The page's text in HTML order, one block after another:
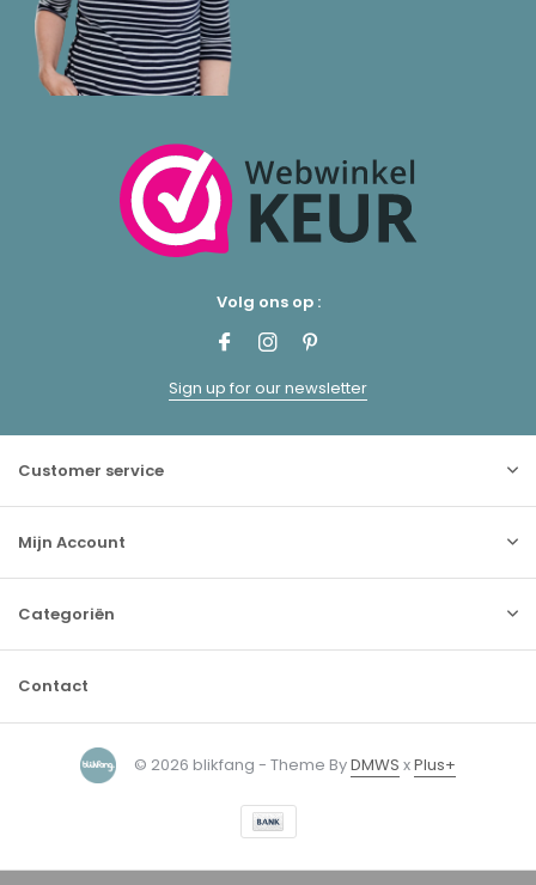
Volg ons op :
Sign up for our newsletter
Customer service
Mijn Account
Categoriën
Contact
© 2026 blikfang - Theme ByDMWS xPlus+